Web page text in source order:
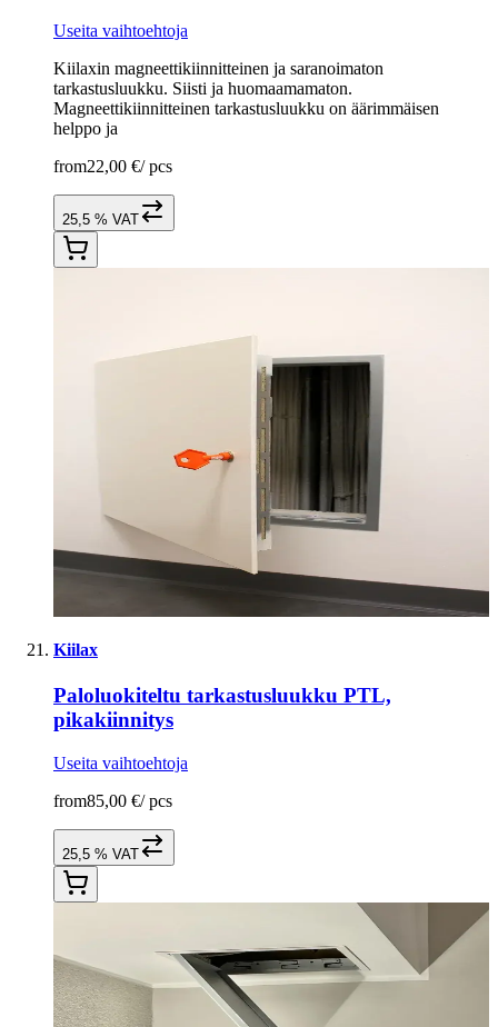
Useita vaihtoehtoja
Kiilaxin magneettikiinnitteinen ja saranoimaton
tarkastusluukku. Siisti ja huomaamamaton.
Magneettikiinnitteinen tarkastusluukku on äärimmäisen
helppo ja
from22,00 €/ pcs
25,5 % VAT
Kiilax
Paloluokiteltu tarkastusluukku PTL,
pikakiinnitys
Useita vaihtoehtoja
from85,00 €/ pcs
25,5 % VAT